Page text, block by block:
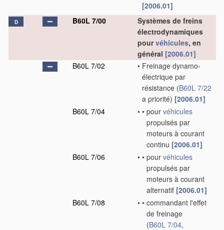
[2006.01]
D B60L 7/00
Systèmes de freins
électrodynamiques
pourvéhicules, en
général [2006.01]
B60L 7/02
• Freinage dynamo-
électrique par
résistance (B60L 7/22
a priorité) [2006.01]
B60L 7/04
• • pour véhicules
propulsés par
moteurs à courant
continu [2006.01]
B60L 7/06
• • pour véhicules
propulsés par
moteurs à courant
alternatif [2006.01]
B60L 7/08
• • commandant l'effet
de freinage
(B60L 7/04,